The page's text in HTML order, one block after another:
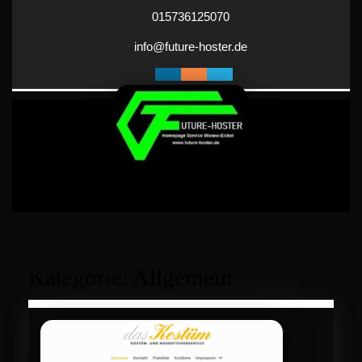
015736125070
info@future-hoster.deinfo@future-